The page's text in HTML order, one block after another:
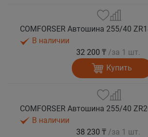
В наличии
32 200 ₸ /за 1 шт.
Купить
В наличии
38 230 ₸ /за 1 шт.